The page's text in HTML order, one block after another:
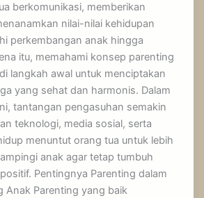
berkomunikasi, memberikan
nilai-nilai kehidupan
perkembangan anak hingga
itu, memahami konsep parenting
langkah awal untuk menciptakan
yang sehat dan harmonis. Dalam
tantangan pengasuhan semakin
teknologi, media sosial, serta
menuntut orang tua untuk lebih
anak agar tetap tumbuh
Pentingnya Parenting dalam
Anak Parenting yang baik